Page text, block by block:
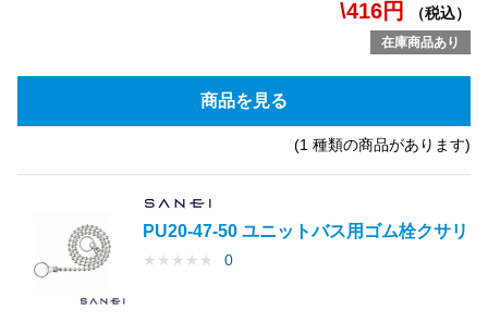
\416円 （税込）
在庫商品あり
商品を見る
(1 種類の商品があります)
PU20-47-50 ユニットバス用ゴム栓クサリ
★ ★ ★ ★ ★ 0